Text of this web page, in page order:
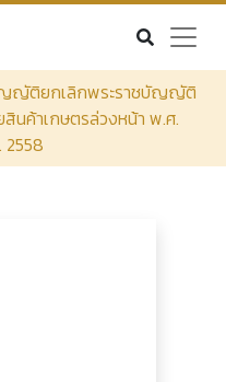
ญัติยกเลิกพระราชบัญญัติ
สินค้าเกษตรล่วงหน้า พ.ศ.
2558